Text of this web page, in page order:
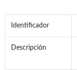
Identificador
Descripción